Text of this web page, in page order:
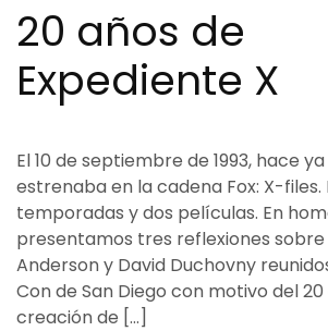
20 años de
Expediente X
El 10 de septiembre de 1993, hace
estrenaba en la cadena Fox: X-files.
temporadas y dos películas. En
presentamos tres reflexiones sobre
Anderson y David Duchovny
Con de San Diego con motivo del
creación de […]